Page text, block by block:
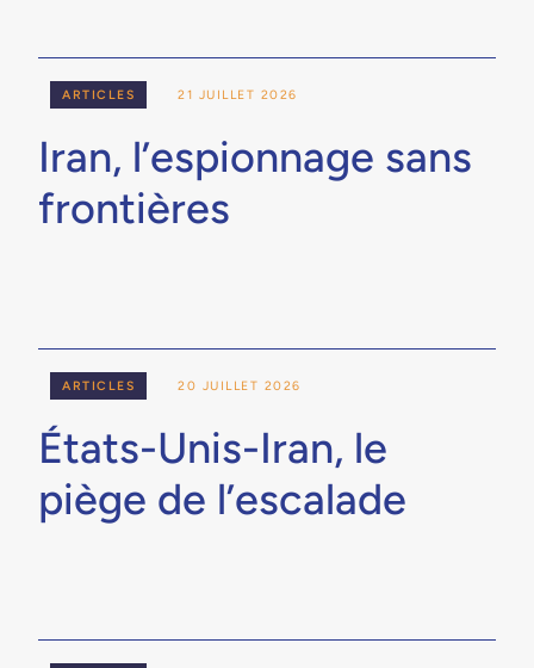
Iran, l’espionnage sans
frontières
21 JUILLET 2026
ARTICLES
États-Unis-Iran, le
piège de l’escalade
20 JUILLET 2026
ARTICLES